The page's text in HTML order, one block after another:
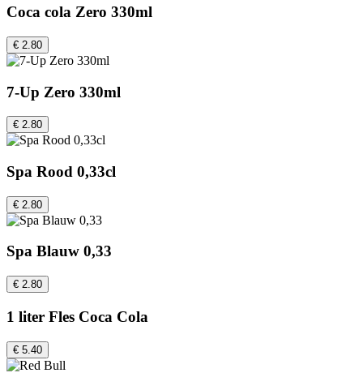
Coca cola Zero 330ml
€ 2.80
7-Up Zero 330ml
€ 2.80
Spa Rood 0,33cl
€ 2.80
Spa Blauw 0,33
€ 2.80
1 liter Fles Coca Cola
€ 5.40